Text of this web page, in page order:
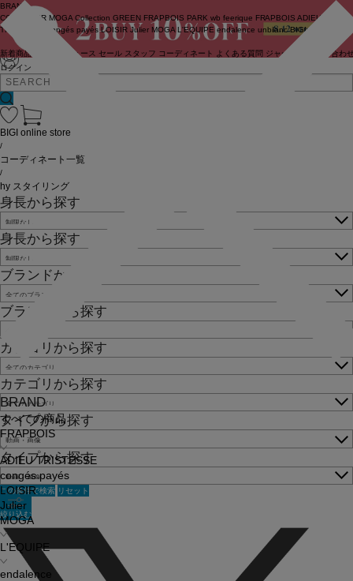
ログイン
BRAND
COUTURIER MOGA Collection GREEN FRAPBOIS PARK wb feerique FRAPBOIS ADIEU
TRISTESSE
congés payés LOISIR Julier MOGA L'EQUIPE endalence unbilanc BIGI online store
新着商品 ニュース セール スタッフ コーディネート よくある質問 ジャーナル お問い合わ
BRAND
すべての商品
FRAPBOIS
ADIEU TRISTESSE
congés payés
LOISIR
Julier
MOGA
L'EQUIPE
endalence
BIGI online store
/
コーディネート一覧
/
hy スタイリング
身長から探す
身長から探す
ブランドから探す
ブランドから探す
カテゴリから探す
カテゴリから探す
タイプから探す
タイプから探す
この条件で検索 リセット
絞り込む